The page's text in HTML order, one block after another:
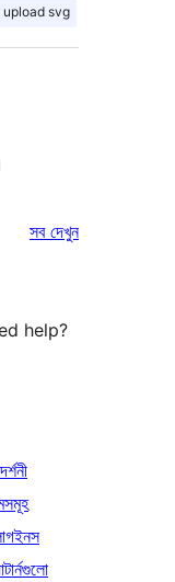
upload svg
সবরিভিউ
দেখুন
help?